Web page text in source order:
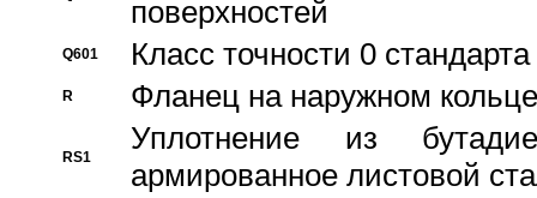
поверхностей
Q601 Класс точности 0
R Фланец на наружном кольце
RS1
Уплотнение из
армированное листовой